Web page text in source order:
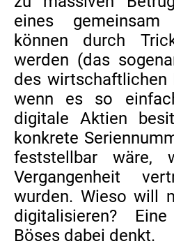
eines
können durch
werden (das
des wirtschaftlichen
wenn es so
digitale Aktien
konkrete
feststellbar
Vergangenheit
wurden. Wieso will
digitalisieren?
Böses dabei denkt.